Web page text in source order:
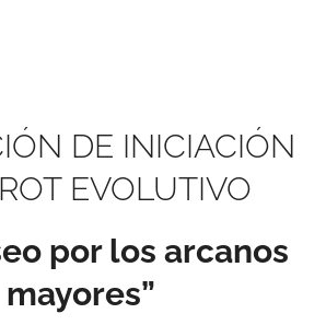
DE INICIACIÓN
EVOLUTIVO
por los arcanos
mayores”